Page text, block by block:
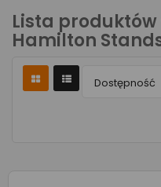
Lista
Hamilton
Dostępność